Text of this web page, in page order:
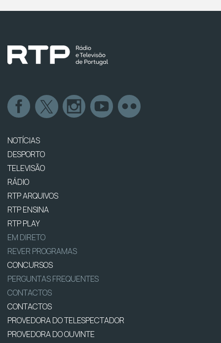
NOTÍCIAS
DESPORTO
TELEVISÃO
RÁDIO
RTP ARQUIVOS
RTP ENSINA
RTP PLAY
EM DIRETO
REVER PROGRAMAS
CONCURSOS
PERGUNTAS FREQUENTES
CONTACTOS
CONTACTOS
PROVEDORA DO TELESPECTADOR
PROVEDORA DO OUVINTE